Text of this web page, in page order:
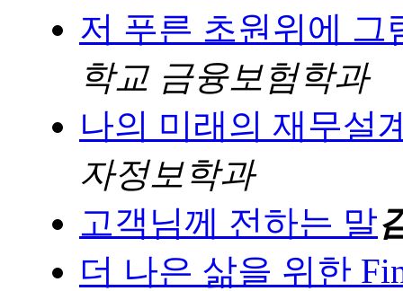
저 푸른 초원위에 그
학교 금융보험학과
나의 미래의 재무설
자정보학과
고객님께 전하는 말
더 나은 삶을 위한